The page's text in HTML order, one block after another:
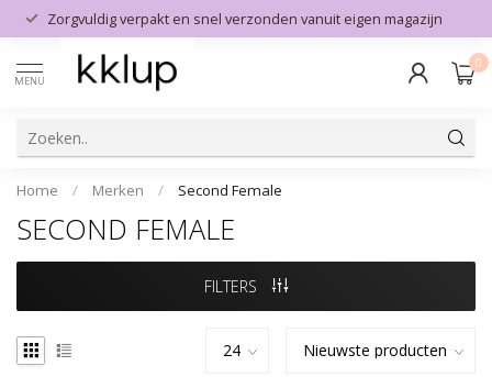
Zorgvuldig verpakt en snel verzonden vanuit eigen magazijn
MENU
0
Home / Merken / Second Female
SECOND FEMALE
FILTERS